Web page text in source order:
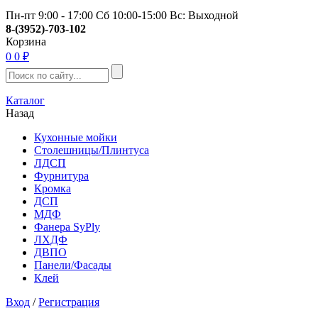
Пн-пт 9:00 - 17:00 Сб 10:00-15:00 Вс: Выходной
8-(3952)-703-102
Корзина
0 0 ₽
Каталог
Назад
Кухонные мойки
Столешницы/Плинтуса
ЛДСП
Фурнитура
Кромка
ДСП
МДФ
Фанера SyPly
ЛХДФ
ДВПО
Панели/Фасады
Клей
Вход /Регистрация